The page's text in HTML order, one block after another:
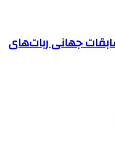
جهانی ربات‌های